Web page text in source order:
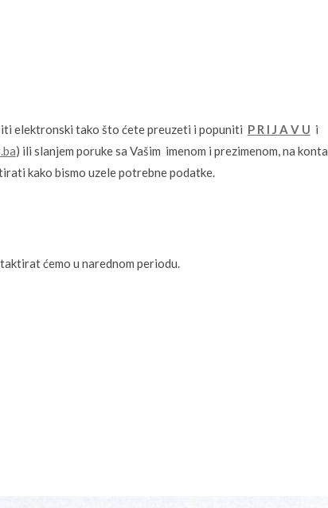
elektronski tako što ćete preuzeti i popuniti P R I J A V U i
) ili slanjem poruke sa Vašim imenom i prezimenom, na
kako bismo uzele potrebne podatke.
ćemo u narednom periodu.